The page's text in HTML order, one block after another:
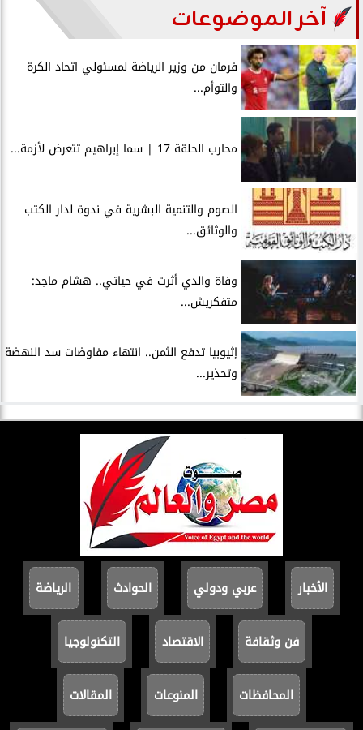
آخر الموضوعات
فرمان من وزير الرياضة لمسئولي اتحاد الكرة
والتوأم...
محارب الحلقة 17 | سما إبراهيم تتعرض لأزمة...
الصوم والتنمية البشرية في ندوة لدار الكتب
والوثائق...
وفاة والدي أثرت في حياتي.. هشام ماجد:
متفكريش...
إثيوبيا تدفع الثمن.. انتهاء مفاوضات سد النهضة
وتحذير...
الأخبار عربي ودولي الحوادث الرياضة
فن وثقافة الاقتصاد التكنولوجيا
المحافظات المنوعات المقالات